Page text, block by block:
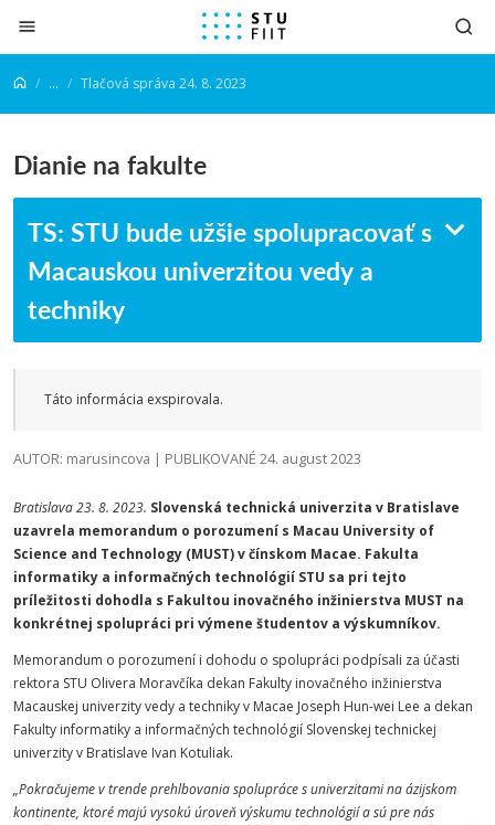
Prejsť na obsah
... Tlačová správa 24. 8. 2023
Dianie na fakulte
TS: STU bude užšie spolupracovať s
Macauskou univerzitou vedy a
techniky
Táto informácia exspirovala.
AUTOR: marusincova | PUBLIKOVANÉ 24. august 2023
Bratislava 23. 8. 2023. Slovenská technická univerzita v Bratislave
uzavrela memorandum o porozumení s Macau University of
Science and Technology (MUST) v čínskom Macae. Fakulta
informatiky a informačných technológií STU sa pri tejto
príležitosti dohodla s Fakultou inovačného inžinierstva MUST na
konkrétnej spolupráci pri výmene študentov a výskumníkov.
Memorandum o porozumení i dohodu o spolupráci podpísali za účasti
rektora STU Olivera Moravčíka dekan Fakulty inovačného inžinierstva
Macauskej univerzity vedy a techniky v Macae Joseph Hun-wei Lee a dekan
Fakulty informatiky a informačných technológií Slovenskej technickej
univerzity v Bratislave Ivan Kotuliak.
„Pokračujeme v trende prehlbovania spolupráce s univerzitami na ázijskom
kontinente, ktoré majú vysokú úroveň výskumu technológií a sú pre nás